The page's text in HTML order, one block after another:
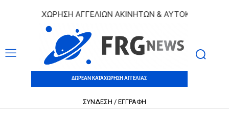
ΚΑΤΑΧΩΡΗΣΗ ΑΓΓΕΛΙΩΝ ΑΚΙΝΗΤΩΝ & ΑΥΤΟΚΙΝΗΤΩΝ |
ΔΩΡΕΑΝ ΚΑΤΑΧΩΡΗΣΗ ΑΓΓΕΛΙΑΣ
ΣΥΝΔΕΣΗ / ΕΓΓΡΑΦΗ